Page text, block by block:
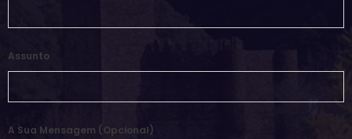
Assunto
A Sua Mensagem (opcional)